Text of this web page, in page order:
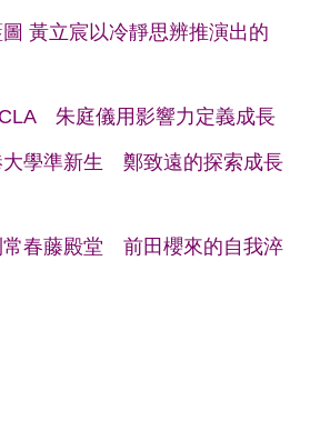
圖 黃立宸以冷靜思辨推演出的
朱庭儀用影響力定義成長
大學準新生 鄭致遠的探索成長
常春藤殿堂 前田櫻來的自我淬